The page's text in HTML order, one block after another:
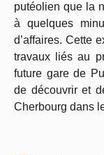
putéolien que la
à quelques
d’affaires. Cette
travaux liés au
future gare de
de découvrir et
Cherbourg dans